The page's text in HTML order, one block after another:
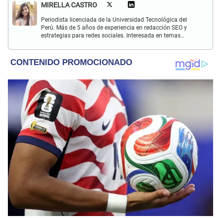
MIRELLA CASTRO
Periodista licenciada de la Universidad Tecnológica del
Perú. Más de 5 años de experiencia en redacción SEO y
estrategias para redes sociales. Interesada en temas
música.